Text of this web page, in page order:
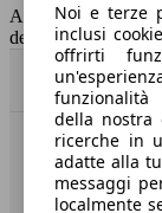
AutoScout24 non si
dei dati.
Benvenuti su
Noi e terze
inclusi
offrirti
funzionalità
della nostra
ricerche in
adatte alla
messaggi
localmente